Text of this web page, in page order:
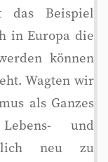
das Beispiel
in Europa die
können
Wagten wir
als Ganzes
und
neu zu